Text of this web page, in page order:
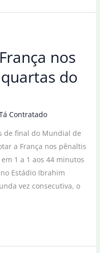
nos
do
Contratado
de final do Mundial de
a França nos pênaltis
1 a 1 aos 44 minutos
Estádio Ibrahim
vez consecutiva, o